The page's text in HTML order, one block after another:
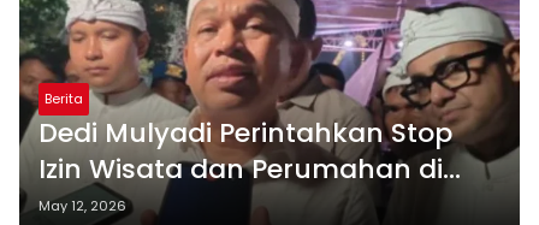
Berita
Dedi Mulyadi Perintahkan Stop
Izin Wisata dan Perumahan di
Jabar
May 12, 2026